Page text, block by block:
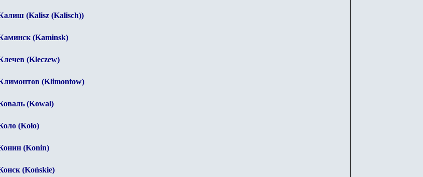
(Kalisz (Kalisch))
(Kaminsk)
(Kleczew)
(Klimontow)
(Kowal)
(Koło)
(Konin)
(Końskie)